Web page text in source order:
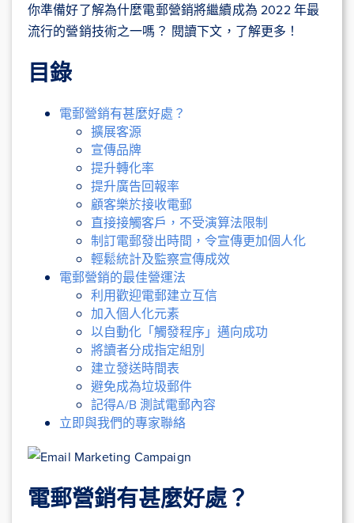
你準備好了解為什麼電郵營銷將繼續成為 2022 年最
流行的營銷技術之一嗎？ 閱讀下文，了解更多！
目錄
電郵營銷有甚麼好處？
擴展客源
宣傳品牌
提升轉化率
提升廣告回報率
顧客樂於接收電郵
直接接觸客戶，不受演算法限制
制訂電郵發出時間，令宣傳更加個人化
輕鬆統計及監察宣傳成效
電郵營銷的最佳營運法
利用歡迎電郵建立互信
加入個人化元素
以自動化「觸發程序」邁向成功
將讀者分成指定組別
建立發送時間表
避免成為垃圾郵件
記得A/B 測試電郵內容
立即與我們的專家聯絡
電郵營銷有甚麼好處？